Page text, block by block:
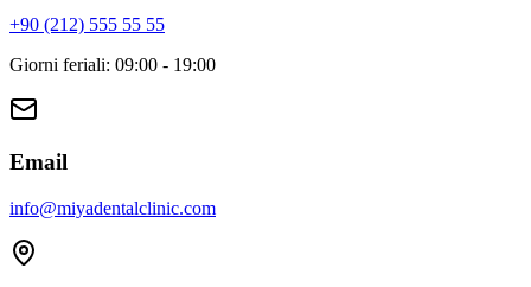
+90 (212) 555 55 55
Giorni feriali: 09:00 - 19:00
Email
info@miyadentalclinic.com